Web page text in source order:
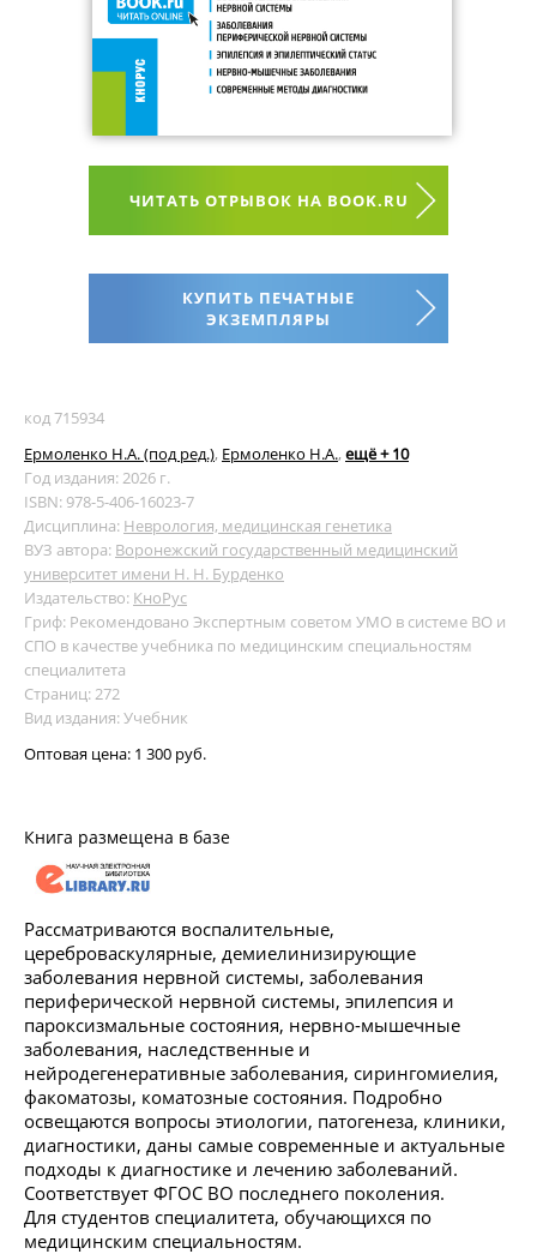
ЧИТАТЬ ОТРЫВОК НА BOOK.RU
КУПИТЬ ПЕЧАТНЫЕ
ЭКЗЕМПЛЯРЫ
код 715934
Ермоленко Н.А. (под ред.), Ермоленко Н.А., ещё + 10
Год издания: 2026 г.
ISBN: 978-5-406-16023-7
Дисциплина: Неврология, медицинская генетика
ВУЗ автора: Воронежский государственный медицинский
университет имени Н. Н. Бурденко
Издательство: КноРус
Гриф: Рекомендовано Экспертным советом УМО в системе ВО и
СПО в качестве учебника по медицинским специальностям
специалитета
Страниц: 272
Вид издания: Учебник
Оптовая цена: 1 300 руб.
Книга размещена в базе
Рассматриваются воспалительные,
цереброваскулярные, демиелинизирующие
заболевания нервной системы, заболевания
периферической нервной системы, эпилепсия и
пароксизмальные состояния, нервно-мышечные
заболевания, наследственные и
нейродегенеративные заболевания, сирингомиелия,
факоматозы, коматозные состояния. Подробно
освещаются вопросы этиологии, патогенеза, клиники,
диагностики, даны самые современные и актуальные
подходы к диагностике и лечению заболеваний.
Соответствует ФГОС ВО последнего поколения.
Для студентов специалитета, обучающихся по
медицинским специальностям.